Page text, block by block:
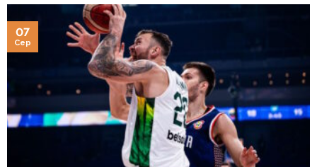
07
Сер